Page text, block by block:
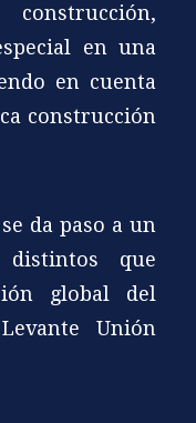
en una
en cuenta
construcción
da paso a un
distintos que
global del
Unión